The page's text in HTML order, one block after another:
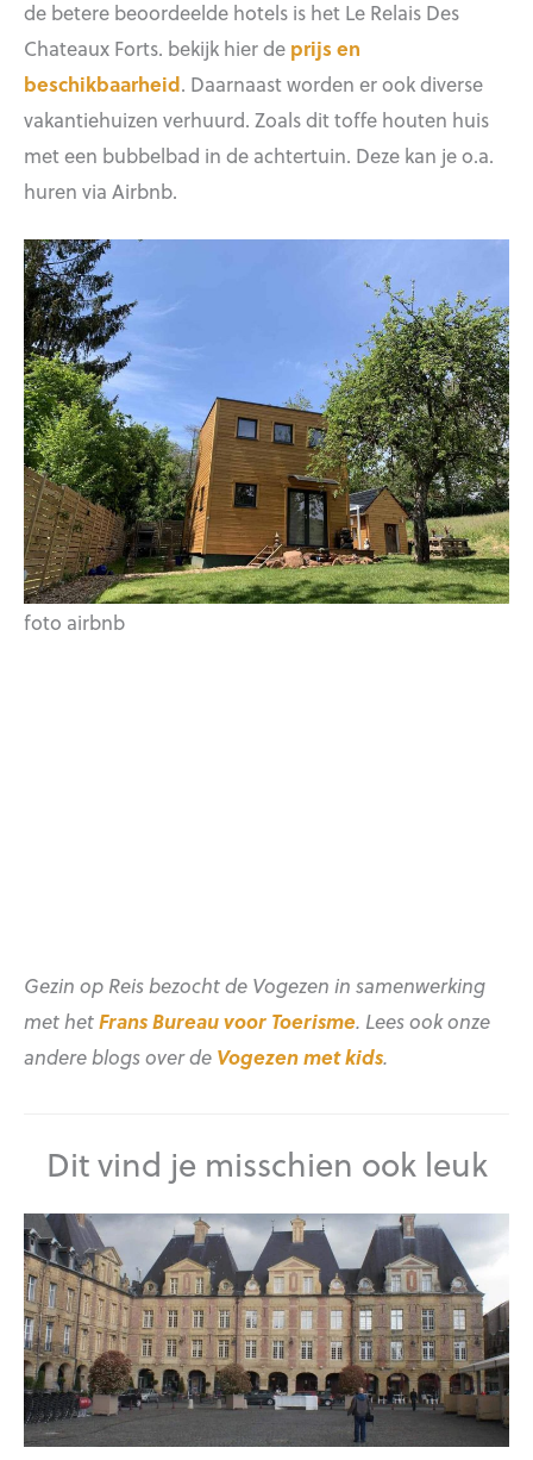
de betere beoordeelde hotels is het Le Relais Des
Chateaux Forts. bekijk hier de prijs en
beschikbaarheid. Daarnaast worden er ook diverse
vakantiehuizen verhuurd. Zoals dit toffe houten huis
met een bubbelbad in de achtertuin. Deze kan je o.a.
huren via Airbnb.
foto airbnb
Gezin op Reis bezocht de Vogezen in samenwerking
met hetFrans Bureau voor Toerisme. Lees ook onze
andere blogs over de Vogezen met kids.
Dit vind je misschien ook leuk